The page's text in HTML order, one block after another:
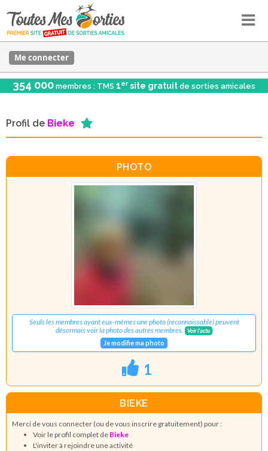
Me connecter
354 000 membres : TMS 1er site gratuit de sorties amicales
Profil de Bieke
PHOTO
Seuls les membres ayant eux-mêmes une photo (reconnaissable) peuvent
désormais voir la photo des autres membres.
Voir l'actu
Je modifie ma photo
1
BIEKE
Merci de vous connecter (ou de vous inscrire gratuitement) pour :
Voir le profil complet de Bieke
L'inviter à rejoindre une activité